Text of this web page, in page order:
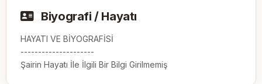
Biyografi / Hayatı
HAYATI VE BİYOGRAFİSİ
---------------------
Şairin Hayatı İle İlgili Bir Bilgi Girilmemiş